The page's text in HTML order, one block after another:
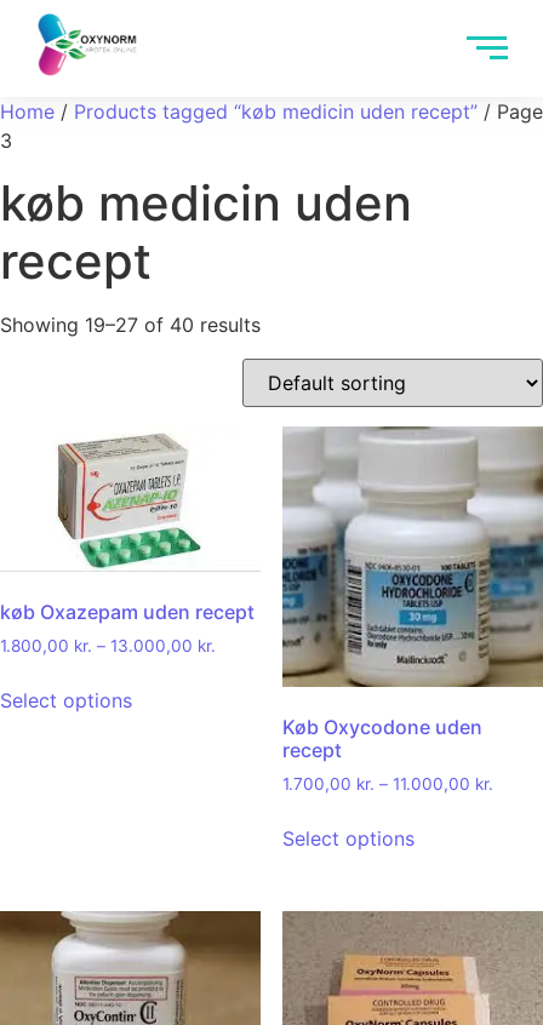
Home / Products tagged “køb medicin uden recept” / Page
3
køb medicin uden
recept
Showing 19–27 of 40 results
køb Oxazepam uden recept
1.800,00 kr. – 13.000,00 kr.
Select options
Køb Oxycodone uden
recept
1.700,00 kr. – 11.000,00 kr.
Select options